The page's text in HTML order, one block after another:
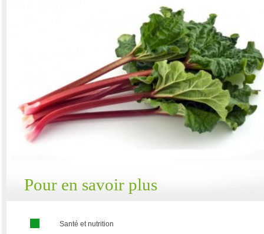
Pour en savoir plus
Santé et nutrition